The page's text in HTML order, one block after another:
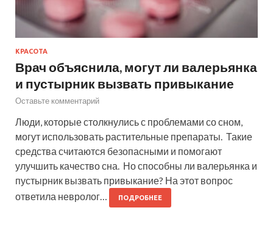
КРАСОТА
Врач объяснила, могут ли валерьянка
и пустырник вызвать привыкание
Оставьте комментарий
Люди, которые столкнулись с проблемами со сном,
могут использовать растительные препараты. Такие
средства считаются безопасными и помогают
улучшить качество сна. Но способны ли валерьянка и
пустырник вызвать привыкание? На этот вопрос
ответила невролог…
ПОДРОБНЕЕ